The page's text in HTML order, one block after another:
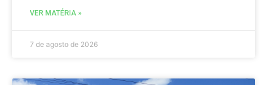
VER MATÉRIA »
7 de agosto de 2026